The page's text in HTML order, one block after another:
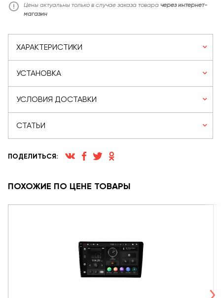
Цены актуальны только в случае заказа товара через интернет-
магазин
ХАРАКТЕРИСТИКИ
УСТАНОВКА
УСЛОВИЯ ДОСТАВКИ
СТАТЬИ
ПОДЕЛИТЬСЯ:
ПОХОЖИЕ ПО ЦЕНЕ ТОВАРЫ